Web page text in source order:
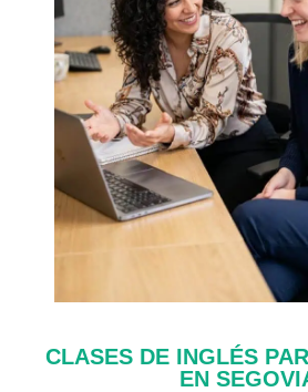
CLASES DE INGLÉS
EN